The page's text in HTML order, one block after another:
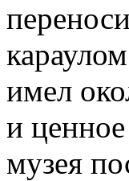
имел
и
музея